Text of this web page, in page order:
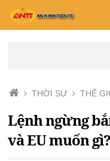
THỜI SỰ THẾ
Lệnh ngừng
và EU muốn gì?